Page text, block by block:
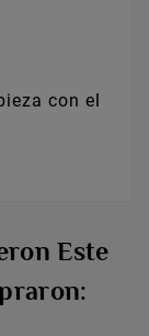
con el
Este